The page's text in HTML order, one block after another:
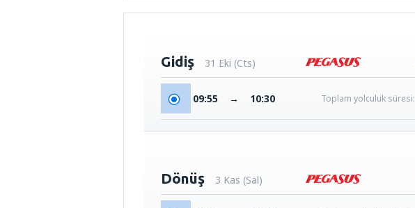
Gidiş 31 Eki (Cts)
09:55 → 10:30 Toplam yolculuk süresi:
Dönüş 3 Kas (Sal)